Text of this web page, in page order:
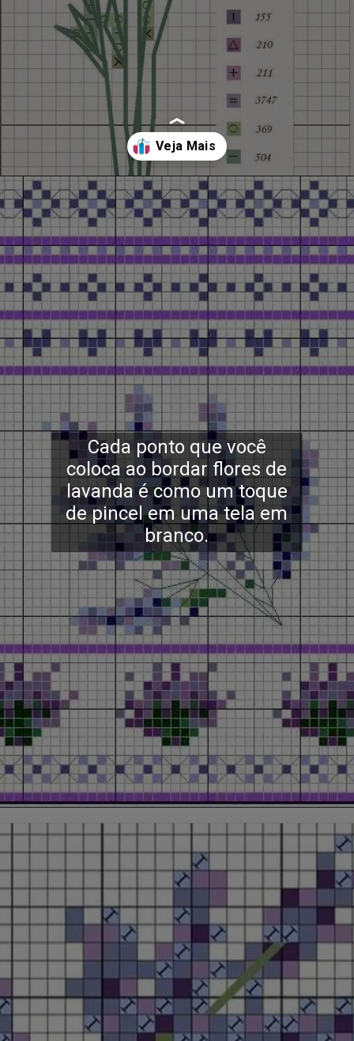
Opening https://bordadosdalea.com.br/flores-de-lavanda-em-ponto-cruz
Cada ponto que você
coloca ao bordar flores de
lavanda é como um toque
de pincel em uma tela em
branco.